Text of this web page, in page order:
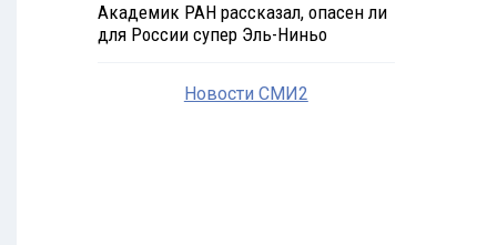
Академик РАН рассказал, опасен ли
для России супер Эль-Ниньо
Новости СМИ2